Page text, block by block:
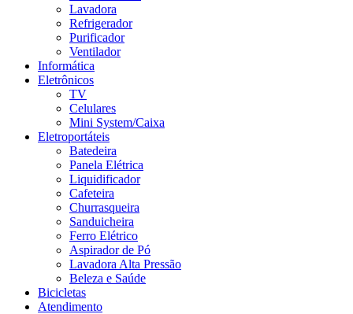
Lavadora
Refrigerador
Purificador
Ventilador
Informática
Eletrônicos
TV
Celulares
Mini System/Caixa
Eletroportáteis
Batedeira
Panela Elétrica
Liquidificador
Cafeteira
Churrasqueira
Sanduicheira
Ferro Elétrico
Aspirador de Pó
Lavadora Alta Pressão
Beleza e Saúde
Bicicletas
Atendimento